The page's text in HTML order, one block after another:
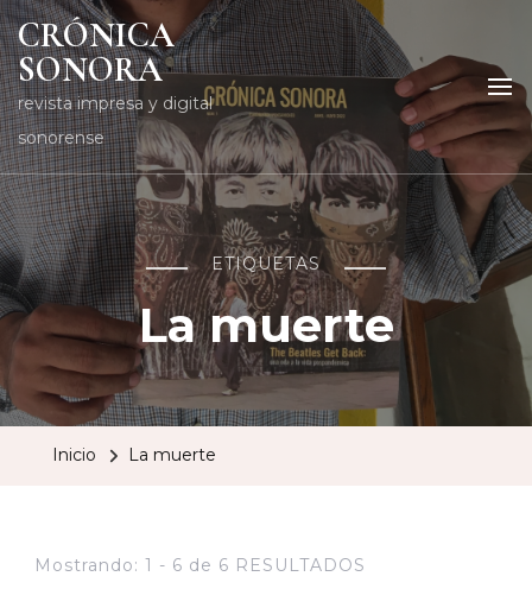
CRÓNICA
SONORA
revista impresa y digital
sonorense
ETIQUETAS
La muerte
Inicio La muerte
Mostrando: 1 - 6 de 6 RESULTADOS